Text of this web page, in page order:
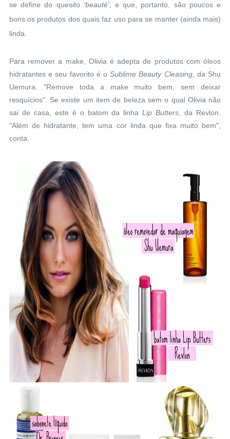
se define do quesito 'beauté'; e que, portanto, são poucos e
bons os produtos dos quais faz uso para se manter (ainda mais)
linda.
Para remover a make, Olivia é adepta de produtos com óleos
hidratantes e seu favorito é oSublime Beauty Cleasing, da Shu
Uemura. "Remove toda a make muito bem, sem deixar
resquícios". Se existe um item de beleza sem o qual Olivia não
sai de casa, este é o batom da linhaLip Butters , da Revlon.
"Além de hidratante, tem uma cor linda que fixa muito bem",
conta.